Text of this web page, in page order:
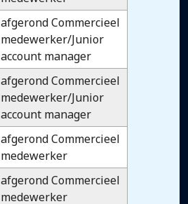
afgerond Commercieel
medewerker/Junior
account manager
afgerond Commercieel
medewerker/Junior
account manager
afgerond Commercieel
medewerker
afgerond Commercieel
medewerker